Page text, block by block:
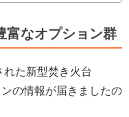
富なオプション群
た新型焚き火台
の情報が届きましたの